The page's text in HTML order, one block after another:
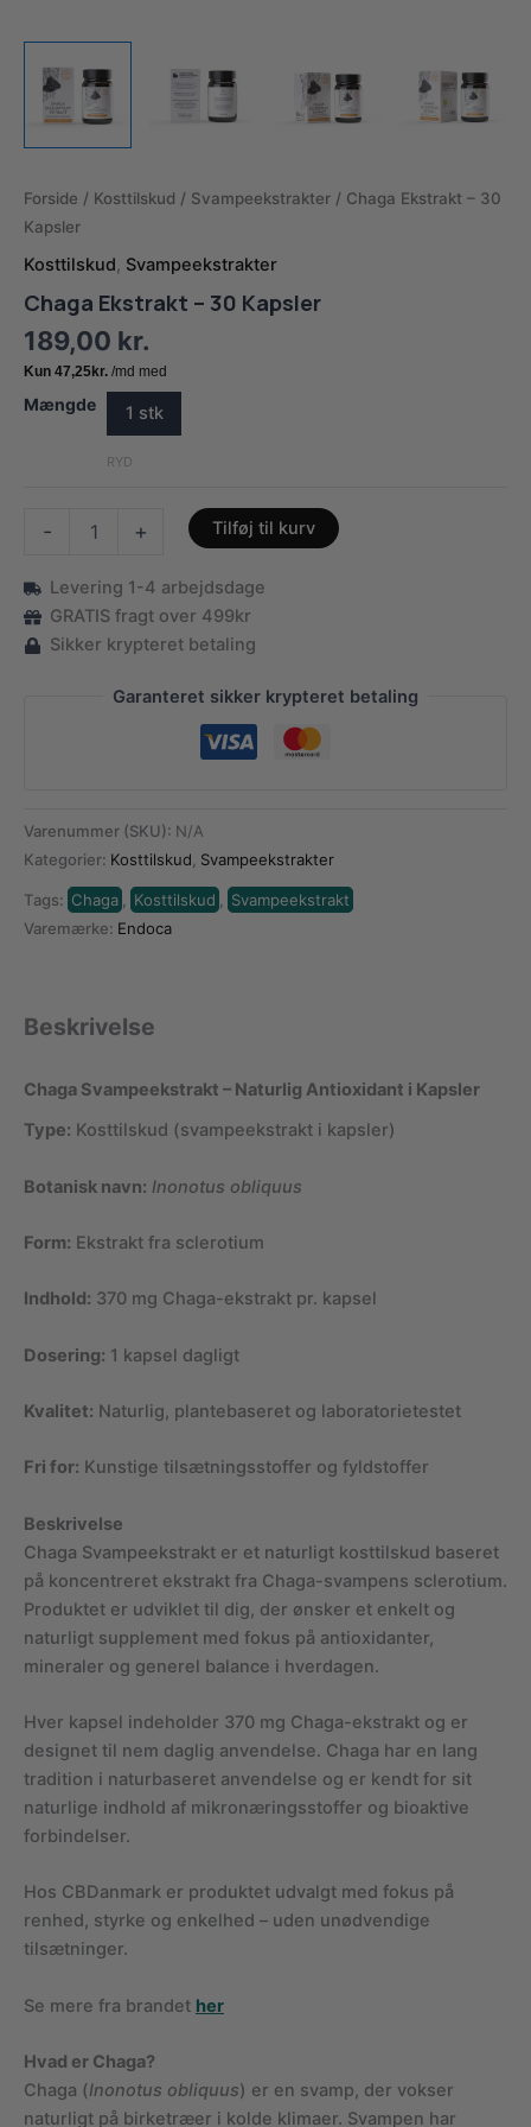
Forside / Kosttilskud / Svampeekstrakter / Chaga Ekstrakt – 30
Kapsler
Kosttilskud, Svampeekstrakter
Chaga Ekstrakt – 30 Kapsler
189,00 kr.
Mængde 1 stk
RYD
-
30
Kapsler
antal
+ Tilføj til kurv
Levering 1-4 arbejdsdage
GRATIS fragt over 499kr
Sikker krypteret betaling
Garanteret sikker krypteret betaling
Varenummer (SKU): N/A
Kategorier: Kosttilskud, Svampeekstrakter
Tags: Chaga , Kosttilskud , Svampeekstrakt
Varemærke: Endoca
Beskrivelse
Chaga Svampeekstrakt – Naturlig Antioxidant i Kapsler
Type: Kosttilskud (svampeekstrakt i kapsler)
Botanisk navn: Inonotus obliquus
Form: Ekstrakt fra sclerotium
Indhold: 370 mg Chaga-ekstrakt pr. kapsel
Dosering: 1 kapsel dagligt
Kvalitet: Naturlig, plantebaseret og laboratorietestet
Fri for: Kunstige tilsætningsstoffer og fyldstoffer
Beskrivelse
Chaga Svampeekstrakt er et naturligt kosttilskud baseret
på koncentreret ekstrakt fra Chaga-svampens sclerotium.
Produktet er udviklet til dig, der ønsker et enkelt og
naturligt supplement med fokus på antioxidanter,
mineraler og generel balance i hverdagen.
Hver kapsel indeholder 370 mg Chaga-ekstrakt og er
designet til nem daglig anvendelse. Chaga har en lang
tradition i naturbaseret anvendelse og er kendt for sit
naturlige indhold af mikronæringsstoffer og bioaktive
forbindelser.
Hos CBDanmark er produktet udvalgt med fokus på
renhed, styrke og enkelhed – uden unødvendige
tilsætninger.
Se mere fra brandet her
Hvad er Chaga?
Chaga (Inonotus obliquus) er en svamp, der vokser
naturligt på birketræer i kolde klimaer. Svampen har